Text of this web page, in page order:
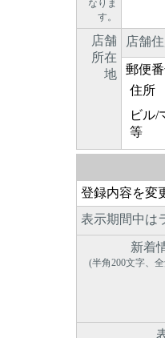
なりま
す。
店舗
所在
地
店舗
郵便
住所
ビル/
等
登録内容を変
表示期間中は
新着
(半角200文字、